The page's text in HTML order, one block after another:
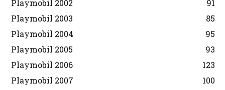
Playmobil 2002
91
Playmobil 2003
85
Playmobil 2004
95
Playmobil 2005
93
Playmobil 2006
123
Playmobil 2007
100